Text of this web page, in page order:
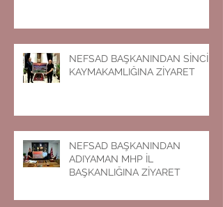
NEFSAD BAŞKANINDAN SİNCİK
KAYMAKAMLIĞINA ZİYARET
NEFSAD BAŞKANINDAN
ADIYAMAN MHP İL
BAŞKANLIĞINA ZİYARET